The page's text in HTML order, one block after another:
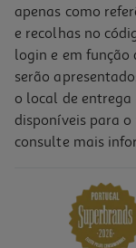
Teclado Sem Fios
49,99 €
apenas como
e recolhas no
login e em função
serão
o local de entrega
disponíveis para
consulte mais